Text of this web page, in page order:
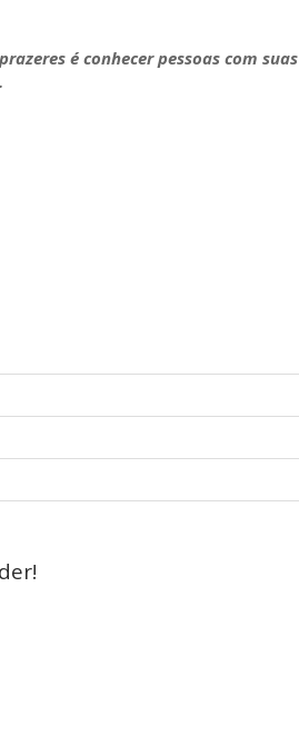
é conhecer pessoas com suas